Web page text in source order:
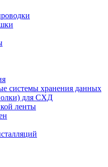
системы хранения данных
для СХД
ленты